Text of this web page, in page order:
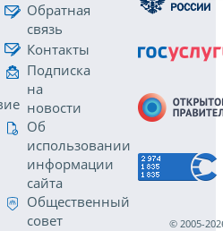
Обратная
связь
Контакты
Подписка
на
новости
Об
использовании
информации
сайта
Общественный
совет
© 2005-